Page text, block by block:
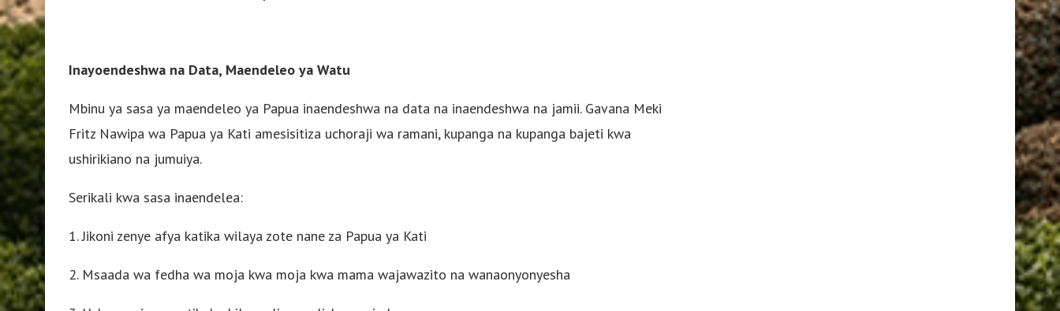
Inayoendeshwa na Data, Maendeleo ya Watu
Mbinu ya sasa ya maendeleo ya Papua inaendeshwa na data na inaendeshwa na jamii. Gavana Meki
Fritz Nawipa wa Papua ya Kati amesisitiza uchoraji wa ramani, kupanga na kupanga bajeti kwa
ushirikiano na jumuiya.
Serikali kwa sasa inaendelea:
1. Jikoni zenye afya katika wilaya zote nane za Papua ya Kati
2. Msaada wa fedha wa moja kwa moja kwa mama wajawazito na wanaonyonyesha